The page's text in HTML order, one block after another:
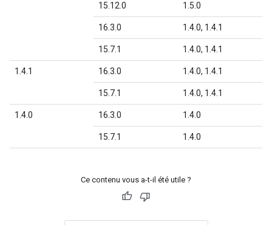
15.12.0 1.5.0
16.3.0 1.4.0, 1.4.1
15.7.1 1.4.0, 1.4.1
1.4.1 16.3.0 1.4.0, 1.4.1
15.7.1 1.4.0, 1.4.1
1.4.0 16.3.0 1.4.0
15.7.1 1.4.0
Ce contenu vous a-t-il été utile ?